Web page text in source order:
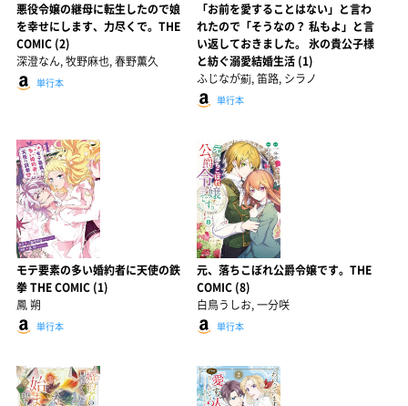
悪役令嬢の継母に転生したので娘
を幸せにします、力尽くで。THE
COMIC (2)
深澄なん, 牧野麻也, 春野薫久
単行本
「お前を愛することはない」と言わ
れたので「そうなの？ 私もよ」と言
い返しておきました。 氷の貴公子様
と紡ぐ溺愛結婚生活 (1)
ふじなが薊, 笛路, シラノ
単行本
モテ要素の多い婚約者に天使の鉄
拳 THE COMIC (1)
鳳 朔
単行本
元、落ちこぼれ公爵令嬢です。THE
COMIC (8)
白鳥うしお, 一分咲
単行本